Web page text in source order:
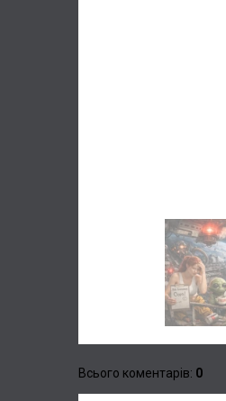
Всього коментарів: 0